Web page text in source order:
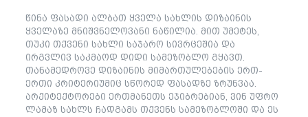
წინა ფასადი ალბათ ყველა სახლის დიზაინის
ყველაზე მნიშვნელოვანი ნაწილია. მით უმეტეს,
თუკი თქვენი სახლი საჯარო სივრცეშია და
ირგვლივ საკმაოდ დიდი სამეზობლო გყავთ.
თანამედროვე დიზაინის მიმართულებების ერთ-
ერთი კრიტერიუმიც სწორედ ფასადზე ზრუნვაა.
არქიტექტორები ერთმანეთს ეჯიბრებიან, ვინ უფრო
ლამაზ სახლს ჩადგამს თქვენს სამეზობლოში და ეს